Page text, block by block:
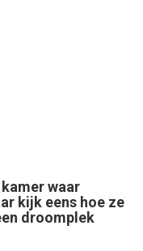
waar
kijk eens hoe ze
droomplek